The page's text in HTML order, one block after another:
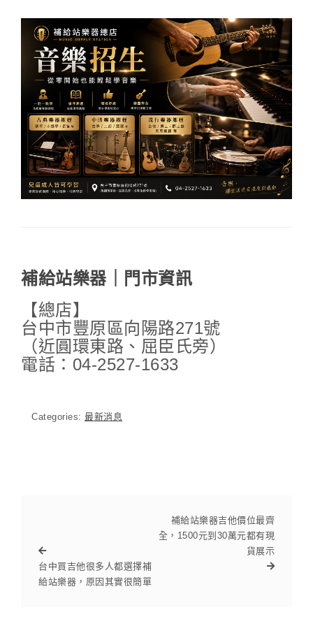
補給站樂器｜門市資訊
【總店】
台中市豐原區向陽路271號
（近圓環東路、屈臣氏旁）
電話：04-2527-1633
Categories: 最新消息
台中買吉他很多人都選擇補
給站樂器，原因其實很簡單
補給站樂器吉他價位最齊
全，1500元到30萬元都有現
貨展示